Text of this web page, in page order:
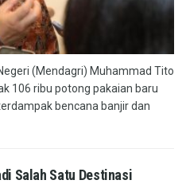
(Mendagri) Muhammad Tito
106 ribu potong pakaian baru
bencana banjir dan
Salah Satu Destinasi